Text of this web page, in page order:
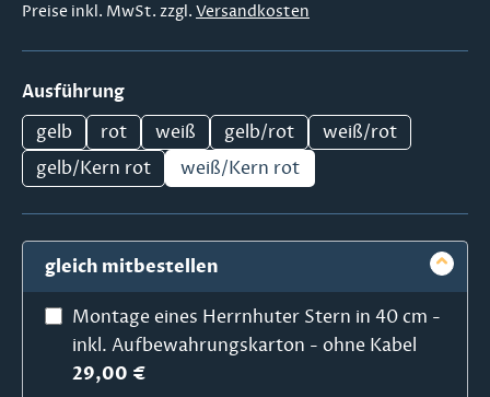
Preise inkl. MwSt. zzgl. Versandkosten
Ausführungauswählen
gelb
rot weiß gelb/rot
weiß/rot
gelb/Kern rot
weiß/Kern rot
gleich mitbestellen
Montage eines Herrnhuter Stern in 40 cm -
inkl. Aufbewahrungskarton - ohne Kabel
29,00 €